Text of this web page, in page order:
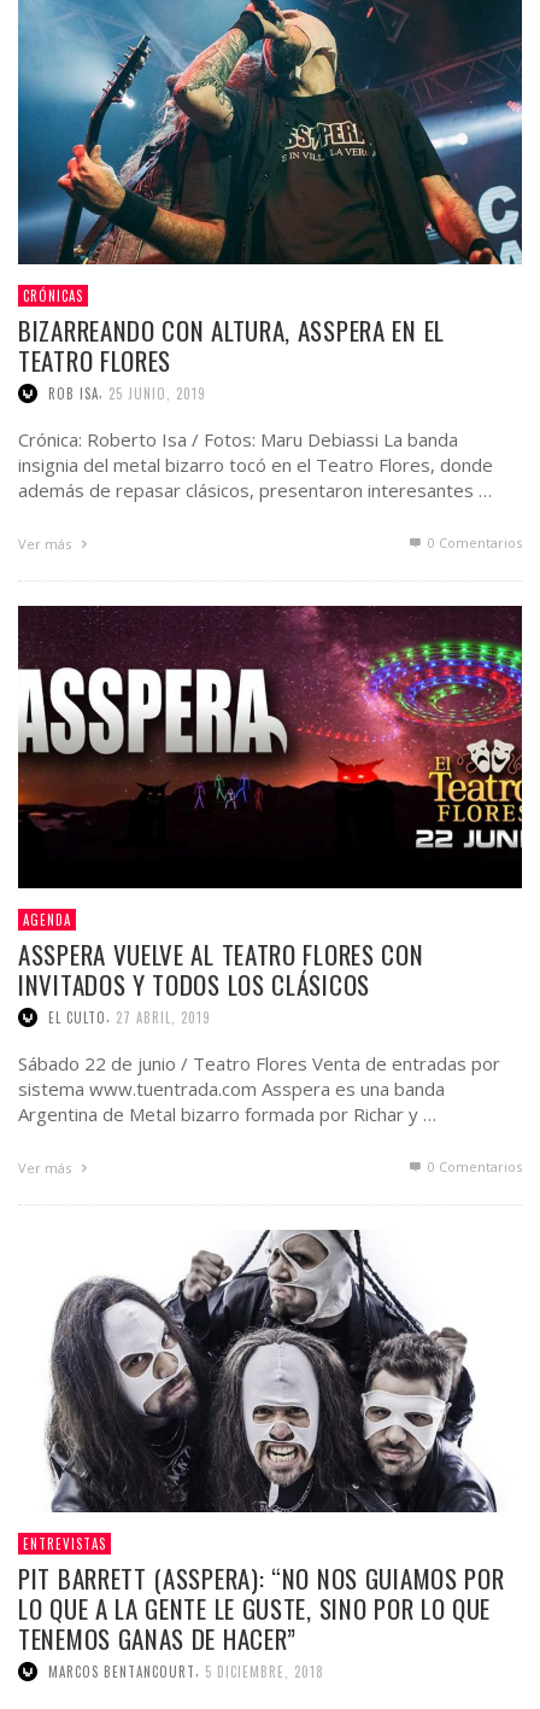
CRÓNICAS
BIZARREANDO CON ALTURA, ASSPERA EN EL
TEATRO FLORES
ROB ISA, 25 JUNIO, 2019
Crónica: Roberto Isa / Fotos: Maru Debiassi La banda
insignia del metal bizarro tocó en el Teatro Flores, donde
además de repasar clásicos, presentaron interesantes …
Ver más 0 Comentarios
AGENDA
ASSPERA VUELVE AL TEATRO FLORES CON
INVITADOS Y TODOS LOS CLÁSICOS
EL CULTO, 27 ABRIL, 2019
Sábado 22 de junio / Teatro Flores Venta de entradas por
sistema www.tuentrada.com Asspera es una banda
Argentina de Metal bizarro formada por Richar y …
Ver más 0 Comentarios
ENTREVISTAS
PIT BARRETT (ASSPERA): “NO NOS GUIAMOS POR
LO QUE A LA GENTE LE GUSTE, SINO POR LO QUE
TENEMOS GANAS DE HACER”
MARCOS BENTANCOURT, 5 DICIEMBRE, 2018